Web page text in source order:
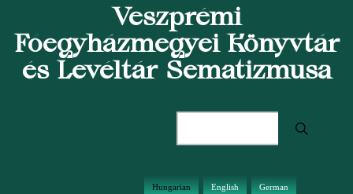
Veszprémi
Főegyházmegyei Könyvtár
és Levéltár Sematizmusa
Hungarian English German